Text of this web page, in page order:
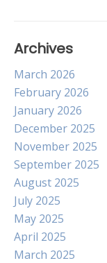
Archives
March 2026
February 2026
January 2026
December 2025
November 2025
September 2025
August 2025
July 2025
May 2025
April 2025
March 2025